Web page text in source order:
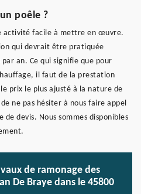
poêle ?
activité facile à mettre en œuvre.
qui devrait être pratiquée
an. Ce qui signifie que pour
il faut de la prestation
prix le plus ajusté à la nature de
ne pas hésiter à nous faire appel
de devis. Nous sommes disponibles
de ramonage des
De Braye dans le 45800